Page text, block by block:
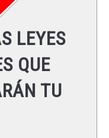
LEYES
QUE
TU